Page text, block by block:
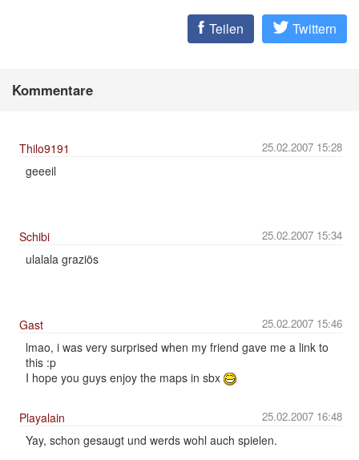
Teilen Twittern
Kommentare
25.02.2007 15:28
Thilo9191
geeeil
25.02.2007 15:34
Schibi
ulalala graziös
25.02.2007 15:46
Gast
lmao, i was very surprised when my friend gave me a link to
this :p
I hope you guys enjoy the maps in sbx
25.02.2007 16:48
Playalain
Yay, schon gesaugt und werds wohl auch spielen.